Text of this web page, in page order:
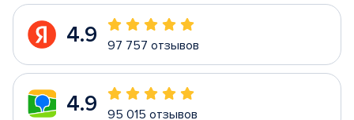
4.9 97 757 отзывов
4.9 95 015 отзывов